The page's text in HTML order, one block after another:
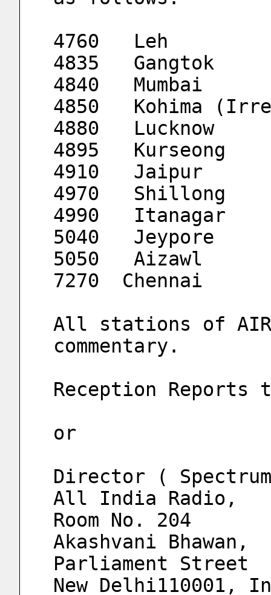
4835
4840
4850   Kohima
4880
4895
4910   Jaipur
4970
4990
5040
5050   Aizawl
7270  Chennai
All stations of
commentary.
Reception Reports
or
Director ( Spectrum
All India Radio,
Room No. 204
Akashvani Bhawan,
Parliament Street
New Delhi110001,